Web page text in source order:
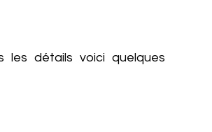
les détails voici quelques